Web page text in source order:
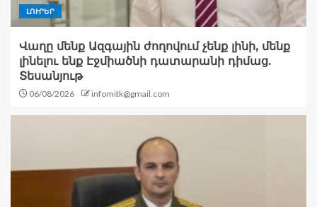
ԼՈՒՐԵՐ
Վաղը մենք Ազգային ժողովում չենք լինի, մենք
լինելու ենք Էջմիածնի դատարանի դիմաց.
Տեսանյութ
06/08/2026 infomitk@gmail.com